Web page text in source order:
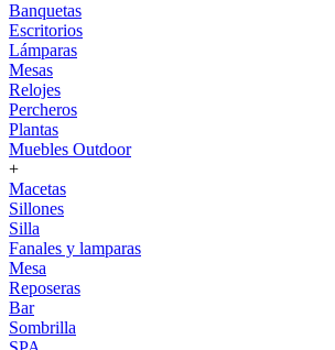
Banquetas
Escritorios
Lámparas
Mesas
Relojes
Percheros
Plantas
Muebles Outdoor
+
Macetas
Sillones
Silla
Fanales y lamparas
Mesa
Reposeras
Bar
Sombrilla